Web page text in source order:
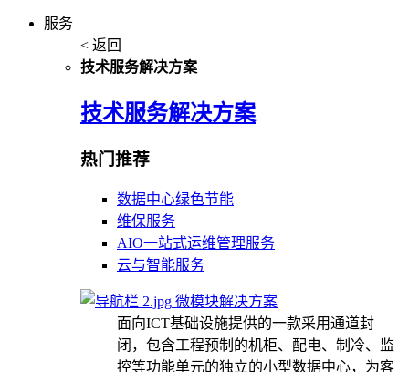
服务
< 返回
技术服务解决方案
技术服务解决方案
热门推荐
数据中心绿色节能
维保服务
AIO一站式运维管理服务
云与智能服务
微模块解决方案
面向ICT基础设施提供的一款采用通道封
闭，包含工程预制的机柜、配电、制冷、监
控等功能单元的独立的小型数据中心，为客